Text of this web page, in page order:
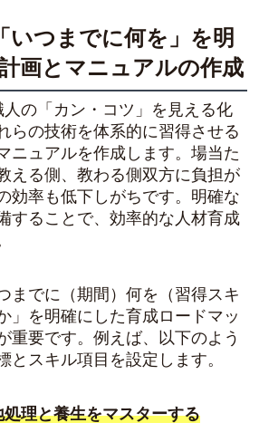
いつまでに何を」を明
画とマニュアルの作成
の「カン・コツ」を見える化
らの技術を体系的に習得させる
ニュアルを作成します。場当た
える側、教わる側双方に負担が
効率も低下しがちです。明確な
することで、効率的な人材育成
までに（期間）何を（習得スキ
」を明確にした育成ロードマッ
重要です。例えば、以下のよう
とスキル項目を設定します。
理と養生をマスターする